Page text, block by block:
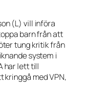
(L) vill införa
barn från att
tung kritik från
system i
har lett till
med VPN,